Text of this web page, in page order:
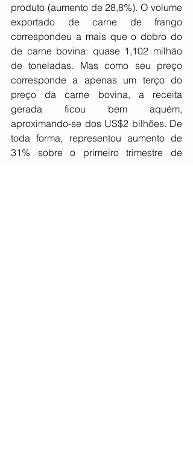
produto (aumento de 28,8%). O volume
exportado de carne de frango
correspondeu a mais que o dobro do
de carne bovina: quase 1,102 milhão
de toneladas. Mas como seu preço
corresponde a apenas um terço do
preço da carne bovina, a receita
gerada ficou bem aquém,
aproximando-se dos US$2 bilhões. De
toda forma, representou aumento de
31% sobre o primeiro trimestre de